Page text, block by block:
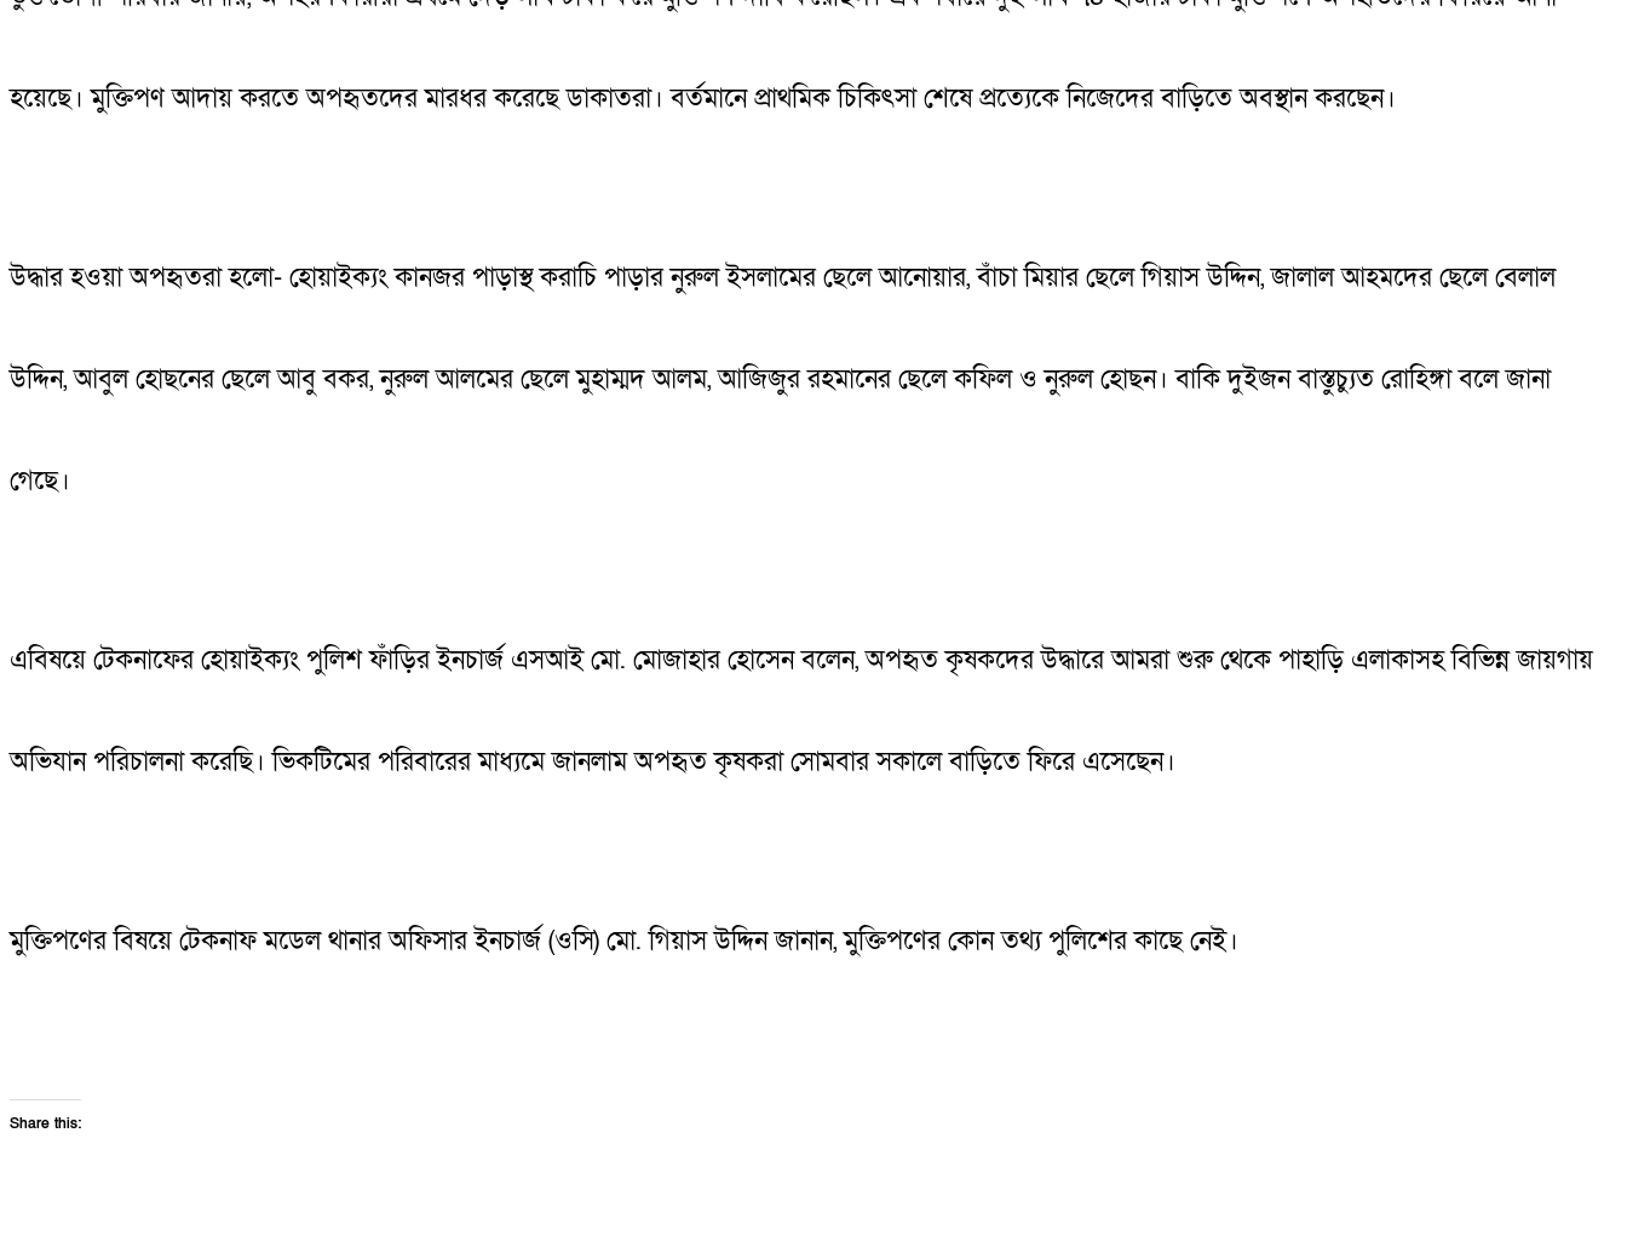
হয়েছে। মুক্তিপণ আদায় করতে অপহৃতদের মারধর করেছে ডাকাতরা। বর্তমানে প্রাথমিক চিকিৎসা শেষে প্রত্যেকে নিজেদের বাড়িতে অবস্থান করছেন।
উদ্ধার হওয়া অপহৃতরা হলো- হোয়াইক্যং কানজর পাড়াস্থ করাচি পাড়ার নুরুল ইসলামের ছেলে আনোয়ার, বাঁচা মিয়ার ছেলে গিয়াস উদ্দিন, জালাল আহমদের ছেলে বেলাল
উদ্দিন, আবুল হোছনের ছেলে আবু বকর, নুরুল আলমের ছেলে মুহাম্মদ আলম, আজিজুর রহমানের ছেলে কফিল ও নুরুল হোছন। বাকি দুইজন বাস্তুচ্যুত রোহিঙ্গা বলে জানা
গেছে।
এবিষয়ে টেকনাফের হোয়াইক্যং পুলিশ ফাঁড়ির ইনচার্জ এসআই মো. মোজাহার হোসেন বলেন, অপহৃত কৃষকদের উদ্ধারে আমরা শুরু থেকে পাহাড়ি এলাকাসহ বিভিন্ন জায়গায়
অভিযান পরিচালনা করেছি। ভিকটিমের পরিবারের মাধ্যমে জানলাম অপহৃত কৃষকরা সোমবার সকালে বাড়িতে ফিরে এসেছেন।
মুক্তিপণের বিষয়ে টেকনাফ মডেল থানার অফিসার ইনচার্জ (ওসি) মো. গিয়াস উদ্দিন জানান, মুক্তিপণের কোন তথ্য পুলিশের কাছে নেই।
Share this: